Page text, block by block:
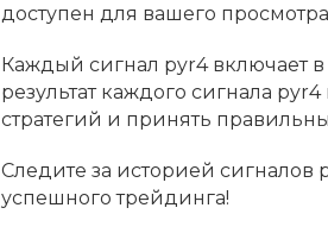
доступен для вашего
Каждый сигнал pyr4 включает в
результат каждого сигнала
стратегий и принять
Следите за историей
успешного трейдинга!